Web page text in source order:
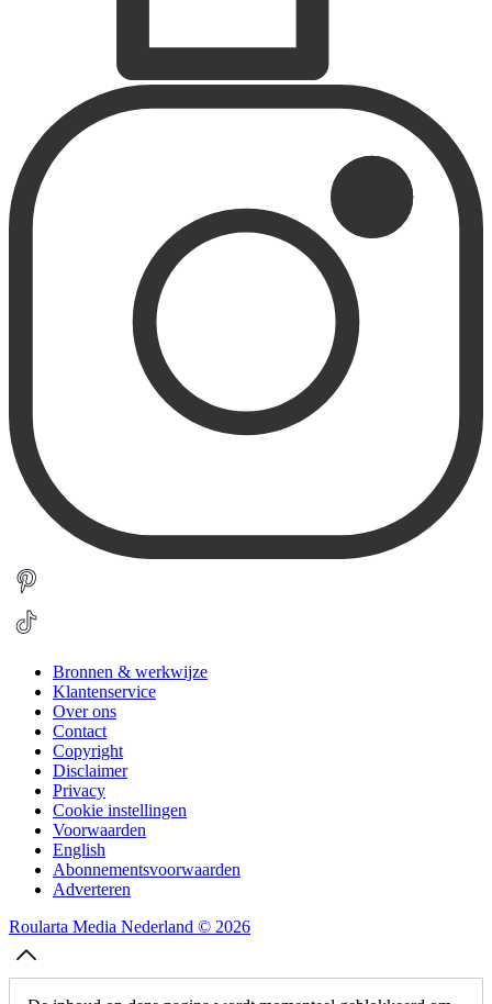
Bronnen & werkwijze
Klantenservice
Over ons
Contact
Copyright
Disclaimer
Privacy
Cookie instellingen
Voorwaarden
English
Abonnementsvoorwaarden
Adverteren
Roularta Media Nederland © 2026